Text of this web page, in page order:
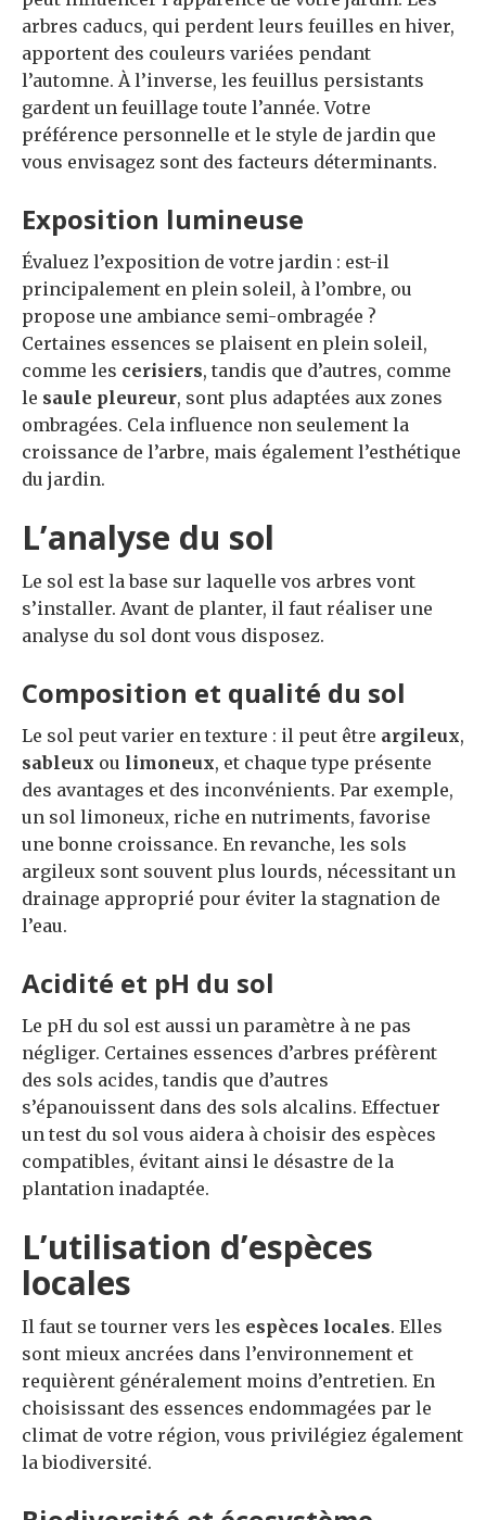
arbres caducs, qui perdent leurs feuilles en hiver,
apportent des couleurs variées pendant
l’automne. À l’inverse, les feuillus persistants
gardent un feuillage toute l’année. Votre
préférence personnelle et le style de jardin que
vous envisagez sont des facteurs déterminants.
Exposition lumineuse
Évaluez l’exposition de votre jardin : est-il
principalement en plein soleil, à l’ombre, ou
propose une ambiance semi-ombragée ?
Certaines essences se plaisent en plein soleil,
comme les cerisiers, tandis que d’autres, comme
le saule pleureur, sont plus adaptées aux zones
ombragées. Cela influence non seulement la
croissance de l’arbre, mais également l’esthétique
du jardin.
L’analyse du sol
Le sol est la base sur laquelle vos arbres vont
s’installer. Avant de planter, il faut réaliser une
analyse du sol dont vous disposez.
Composition et qualité du sol
Le sol peut varier en texture : il peut être argileux,
sableux ou limoneux, et chaque type présente
des avantages et des inconvénients. Par exemple,
un sol limoneux, riche en nutriments, favorise
une bonne croissance. En revanche, les sols
argileux sont souvent plus lourds, nécessitant un
drainage approprié pour éviter la stagnation de
l’eau.
Acidité et pH du sol
Le pH du sol est aussi un paramètre à ne pas
négliger. Certaines essences d’arbres préfèrent
des sols acides, tandis que d’autres
s’épanouissent dans des sols alcalins. Effectuer
un test du sol vous aidera à choisir des espèces
compatibles, évitant ainsi le désastre de la
plantation inadaptée.
L’utilisation d’espèces
locales
Il faut se tourner vers les espèces locales. Elles
sont mieux ancrées dans l’environnement et
requièrent généralement moins d’entretien. En
choisissant des essences endommagées par le
climat de votre région, vous privilégiez également
la biodiversité.